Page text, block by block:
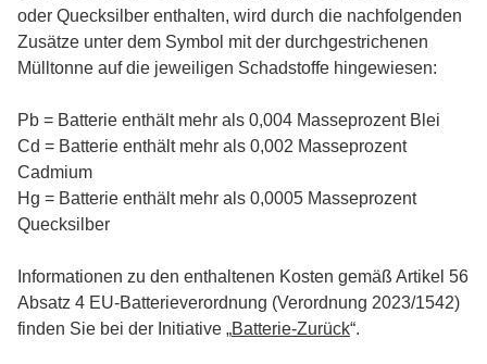
oder Quecksilber enthalten, wird durch die nachfolgenden
Zusätze unter dem Symbol mit der durchgestrichenen
Mülltonne auf die jeweiligen Schadstoffe hingewiesen:
Pb = Batterie enthält mehr als 0,004 Masseprozent Blei
Cd = Batterie enthält mehr als 0,002 Masseprozent
Cadmium
Hg = Batterie enthält mehr als 0,0005 Masseprozent
Quecksilber
Informationen zu den enthaltenen Kosten gemäß Artikel 56
Absatz 4 EU-Batterieverordnung (Verordnung 2023/1542)
finden Sie bei der Initiative „Batterie-Zurück“.